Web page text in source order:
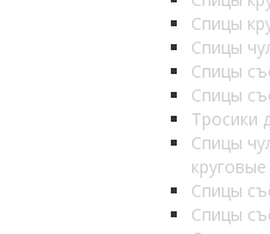
Спицы
Спицы
Спицы
Спицы
Тросики
Спицы
круговые
Спицы
Спицы